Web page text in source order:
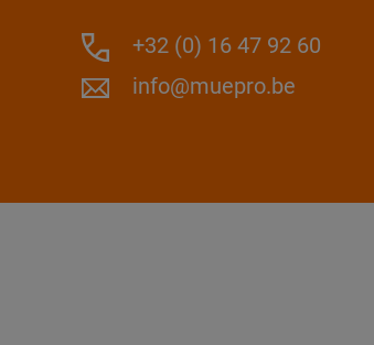
+32 (0) 16 47 92 60
info@muepro.be